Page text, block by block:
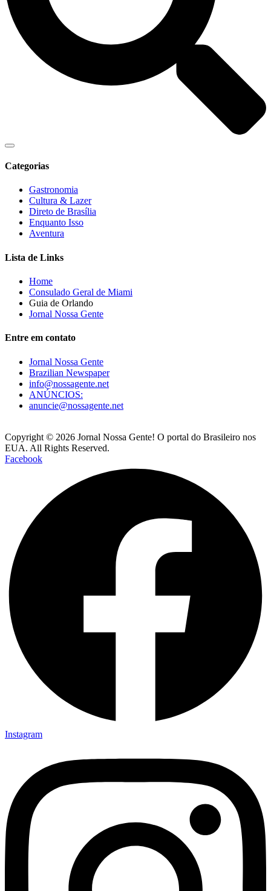
Categorias
Gastronomia
Cultura & Lazer
Direto de Brasília
Enquanto Isso
Aventura
Lista de Links
Home
Consulado Geral de Miami
Guia de Orlando
Jornal Nossa Gente
Entre em contato
Jornal Nossa Gente
Brazilian Newspaper
info@nossagente.net
ANÚNCIOS:
anuncie@nossagente.net
Copyright © 2026 Jornal Nossa Gente! O portal do Brasileiro nos
EUA. All Rights Reserved.
Facebook
Instagram